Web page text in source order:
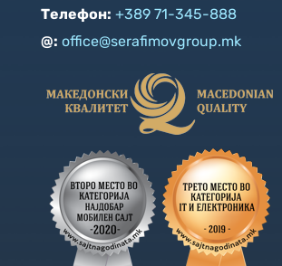
Телефон: +389 71-345-888
@: office@serafimovgroup.mk